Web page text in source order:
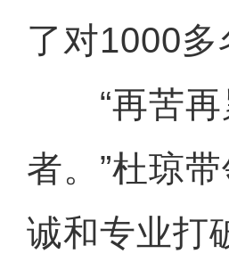
了对1000
“再苦再
者。”杜琼
诚和专业打